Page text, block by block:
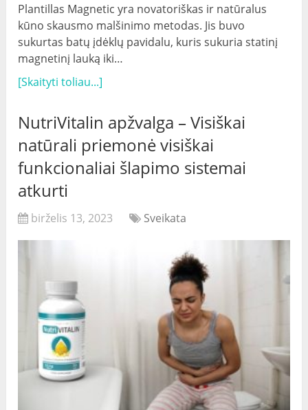
Plantillas Magnetic yra novatoriškas ir natūralus
kūno skausmo malšinimo metodas. Jis buvo
sukurtas batų įdėklų pavidalu, kuris sukuria statinį
magnetinį lauką iki…
[Skaityti toliau...]
NutriVitalin apžvalga – Visiškai
natūrali priemonė visiškai
funkcionaliai šlapimo sistemai
atkurti
birželis 13, 2023 Sveikata